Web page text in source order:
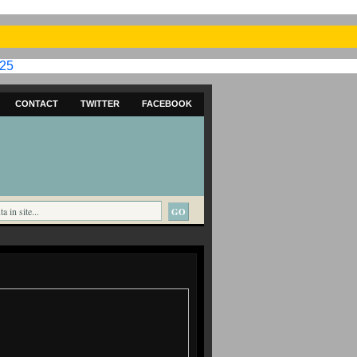
CONTACT TWITTER FACEBOOK